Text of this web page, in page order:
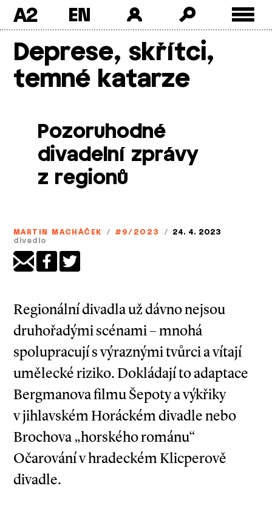
A2
Deprese, skřítci,
temné katarze
Pozoruhodné
divadelní zprávy
z regionů
MARTIN MACHÁČEK / #9/2023 / 24. 4. 2023
divadlo
Regionální divadla už dávno nejsou
druhořadými scénami – mnohá
spolupracují s výraznými tvůrci a vítají
umělecké riziko. Dokládají to adaptace
Bergmanova filmu Šepoty a výkřiky
v jihlavském Horáckém divadle nebo
Brochova „horského románu“
Očarování v hradeckém Klicperově
divadle.